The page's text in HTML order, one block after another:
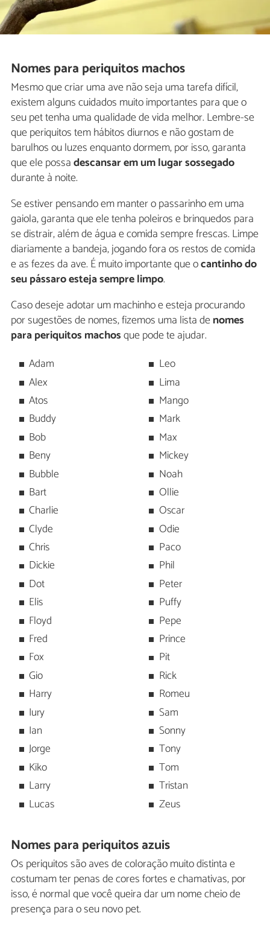
Nomes para periquitos machos
Mesmo que criar uma ave não seja uma tarefa difícil,
existem alguns cuidados muito importantes para que o
seu pet tenha uma qualidade de vida melhor. Lembre-se
que periquitos tem hábitos diurnos e não gostam de
barulhos ou luzes enquanto dormem, por isso, garanta
que ele possadescansar em um lugar sossegado
durante à noite.
Se estiver pensando em manter o passarinho em uma
gaiola, garanta que ele tenha poleiros e brinquedos para
se distrair, além de água e comida sempre frescas. Limpe
diariamente a bandeja, jogando fora os restos de comida
e as fezes da ave. É muito importante que ocantinho do
seu pássaro esteja sempre limpo.
Caso deseje adotar um machinho e esteja procurando
por sugestões de nomes, fizemos uma lista denomes
para periquitos machosque pode te ajudar.
Adam
Alex
Atos
Buddy
Bob
Beny
Bubble
Bart
Charlie
Clyde
Chris
Dickie
Dot
Elis
Floyd
Fred
Fox
Gio
Harry
Iury
Ian
Jorge
Kiko
Larry
Lucas
Leo
Lima
Mango
Mark
Max
Mickey
Noah
Ollie
Oscar
Odie
Paco
Phil
Peter
Puffy
Pepe
Prince
Pit
Rick
Romeu
Sam
Sonny
Tony
Tom
Tristan
Zeus
Nomes para periquitos azuis
Os periquitos são aves de coloração muito distinta e
costumam ter penas de cores fortes e chamativas, por
isso, é normal que você queira dar um nome cheio de
presença para o seu novo pet.